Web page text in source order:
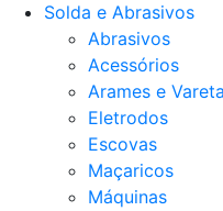
Solda e Abrasivos
Abrasivos
Acessórios
Arames e
Eletrodos
Escovas
Maçaricos
Máquinas